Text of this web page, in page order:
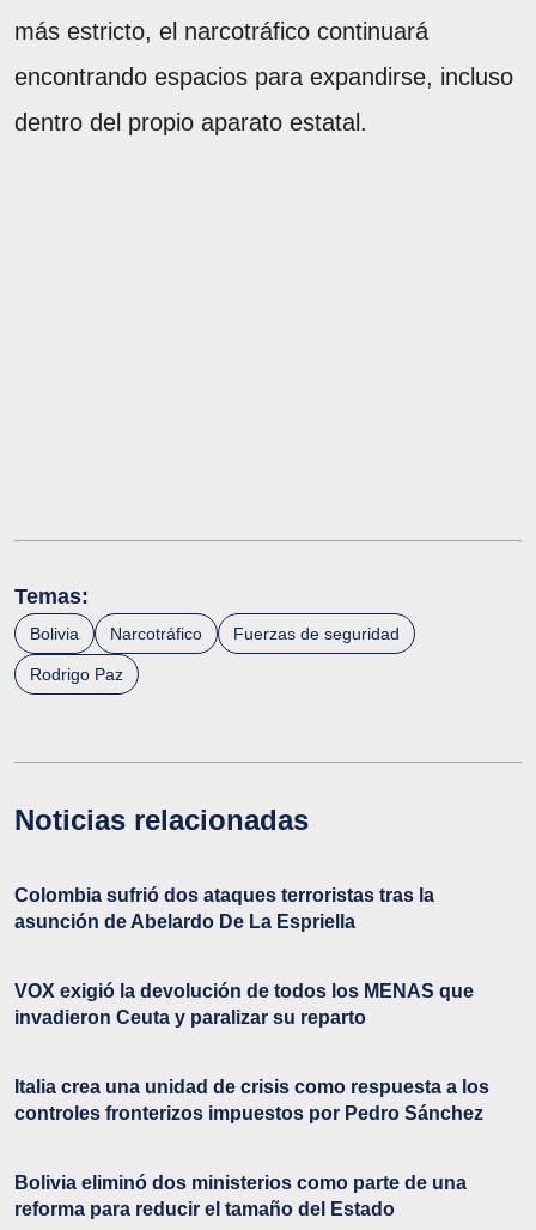
más estricto, el narcotráfico continuará
encontrando espacios para expandirse, incluso
dentro del propio aparato estatal.
Temas:
Bolivia Narcotráfico Fuerzas de seguridad
Rodrigo Paz
Noticias relacionadas
Colombia sufrió dos ataques terroristas tras la
asunción de Abelardo De La Espriella
VOX exigió la devolución de todos los MENAS que
invadieron Ceuta y paralizar su reparto
Italia crea una unidad de crisis como respuesta a los
controles fronterizos impuestos por Pedro Sánchez
Bolivia eliminó dos ministerios como parte de una
reforma para reducir el tamaño del Estado